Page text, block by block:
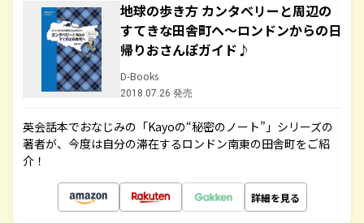
地球の歩き方 カンタベリーと周辺の
すてきな田舎町へ～ロンドンからの日
帰りおさんぽガイド♪
D-Books
2018.07.26 発売
英会話本でおなじみの「Kayoの“秘密のノート”」シリーズの
著者が、今度は自分の滞在するロンドン南東の田舎町をご紹
介！
詳細を見る